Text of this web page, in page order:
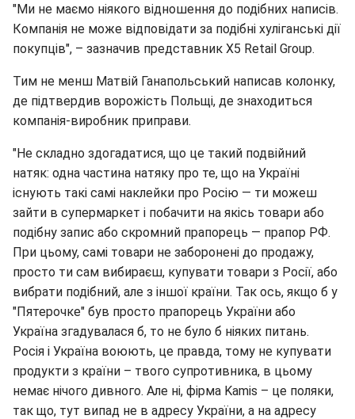
"Ми не маємо ніякого відношення до подібних написів.
Компанія не може відповідати за подібні хуліганські дії
покупців", – зазначив представник Х5 Retail Group.
Тим не менш Матвій Ганапольський написав колонку,
де підтвердив ворожість Польщі, де знаходиться
компанія-виробник приправи.
"Не складно здогадатися, що це такий подвійний
натяк: одна частина натяку про те, що на Україні
існують такі самі наклейки про Росію — ти можеш
зайти в супермаркет і побачити на якісь товари або
подібну запис або скромний прапорець — прапор РФ.
При цьому, самі товари не заборонені до продажу,
просто ти сам вибираєш, купувати товари з Росії, або
вибрати подібний, але з іншої країни. Так ось, якщо б у
"Пятерочке" був просто прапорець України або
Україна згадувалася б, то не було б ніяких питань.
Росія і Україна воюють, це правда, тому не купувати
продукти з країни – твого супротивника, в цьому
немає нічого дивного. Але ні, фірма Kamis – це поляки,
так що, тут випад не в адресу України, а на адресу